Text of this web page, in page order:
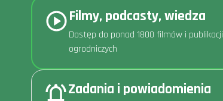
Filmy, podcasty, wiedza
Dostęp do ponad 1800 filmów i publikacji
ogrodniczych
Zadania i powiadomienia